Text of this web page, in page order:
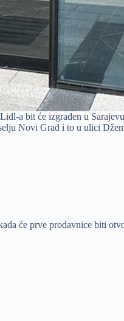
a bit će izgrađen u
Novi Grad i to u ulici
će prve prodavnice biti